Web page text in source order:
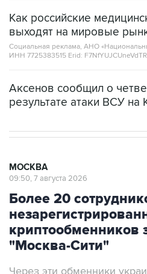
Как российские
выходят на мировые
Социальная реклама, АНО
ИНН 7725383515 Erid:
Аксенов сообщил о
результате атаки ВСУ на
МОСКВА
09:50, 7 августа 2026
Более 20
криптообменников
"Москва-Сити"
Через эти обменники